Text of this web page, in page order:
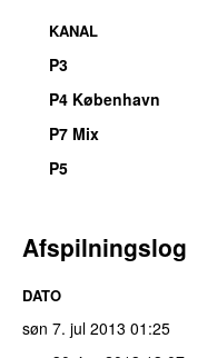
KANAL
P3
P4 København
P7 Mix
P5
Afspilningslog
DATO
søn 7. jul 2013 01:25